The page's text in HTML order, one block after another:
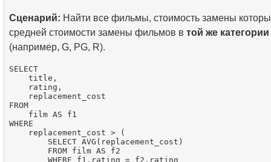
Сценарий: Найти все фильмы, стоимость замены
средней стоимости замены фильмов в той же
(например, G, PG, R).
SELECT
    title,
    rating,
    replacement_cost
FROM
    film AS f1
WHERE
    replacement_cost > (
        SELECT AVG(replacement_cost)
        FROM film AS f2
        WHERE f1.rating = f2.rating